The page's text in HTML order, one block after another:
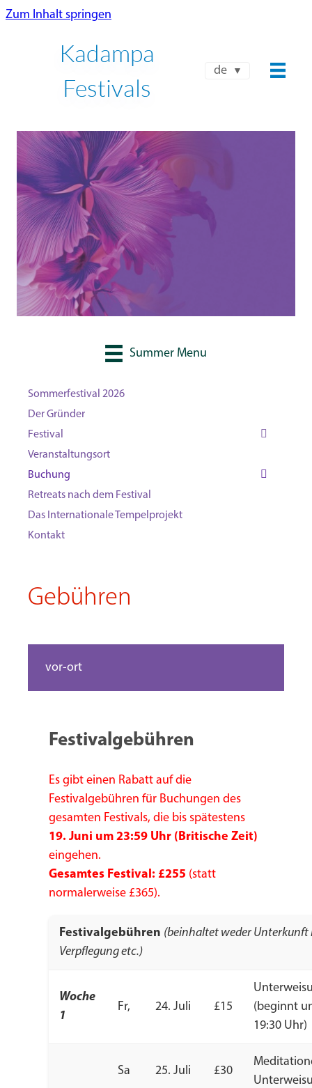
Zum Inhalt springen
Kadampa
Festivals
de
NKT-IKBU INTERNATIONALES
SOMMERFESTIVAL 2026
24. JULI – 8. AUGUST
Jetzt buchen
Summer Menu
Sommerfestival 2026
Der Gründer
Festival
Veranstaltungsort
Buchung
Retreats nach dem Festival
Das Internationale Tempelprojekt
Kontakt
Gebühren
vor-ort
Festivalgebühren
Es gibt einen Rabatt auf die
Festivalgebühren für Buchungen des
gesamten Festivals, die bis spätestens
19. Juni um 23:59 Uhr (Britische Zeit)
eingehen.
Gesamtes Festival: £255 (statt
normalerweise £365).
Festivalgebühren (beinhaltet weder Unterkunft
Verpflegung etc.)
Woche
1
Fr, 24. Juli £15
(beginnt
19:30 Uhr)
Sa 25. Juli £30